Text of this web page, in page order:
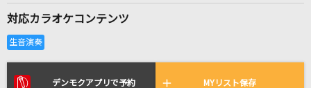
リアルタイムで歌われている曲の一覧
対応カラオケコンテンツ
デンモクアプリで予約 MYリスト保存